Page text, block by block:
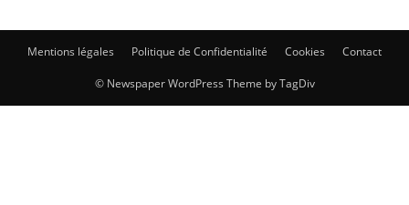
Mentions légales Politique de Confidentialité Cookies Contact
© Newspaper WordPress Theme by TagDiv